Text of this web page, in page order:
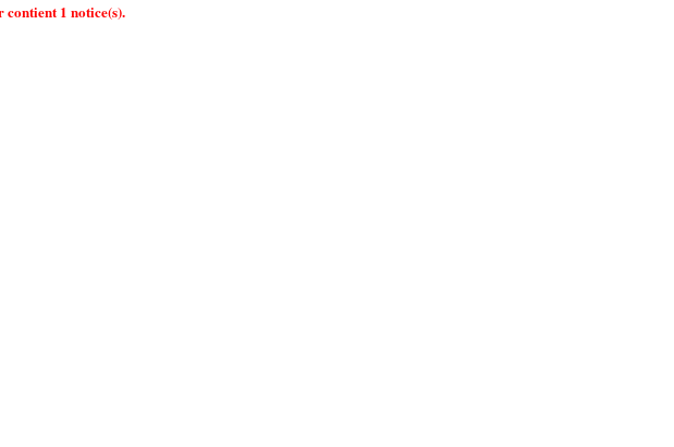
contient 1 notice(s).